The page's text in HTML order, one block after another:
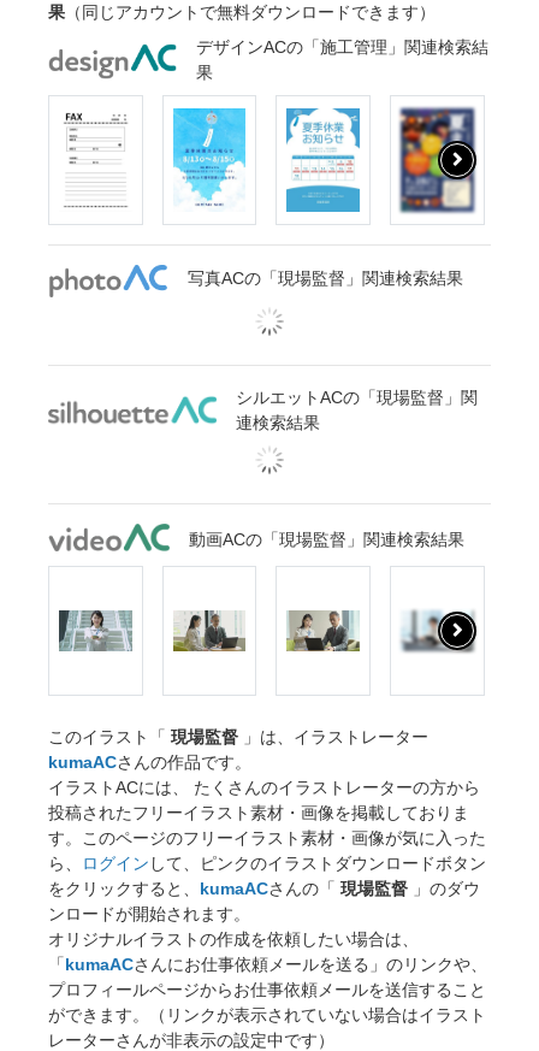
果 （同じアカウントで無料ダウンロードできます）
デザインACの「施工管理」関連検索結
果
写真ACの「現場監督」関連検索結果
シルエットACの「現場監督」関
連検索結果
動画ACの「現場監督」関連検索結果
このイラスト「 現場監督 」は、イラストレーター
kumaACさんの作品です。
イラストACには、 たくさんのイラストレーターの方から
投稿されたフリーイラスト素材・画像を掲載しておりま
す。このページのフリーイラスト素材・画像が気に入った
ら、
ログイン して、ピンクのイラストダウンロードボタン
をクリックすると、 kumaACさんの「 現場監督 」のダウ
ンロードが開始されます。
オリジナルイラストの作成を依頼したい場合は、
「kumaACさんにお仕事依頼メールを送る」のリンクや、
プロフィールページからお仕事依頼メールを送信すること
ができます。（リンクが表示されていない場合はイラスト
レーターさんが非表示の設定中です）